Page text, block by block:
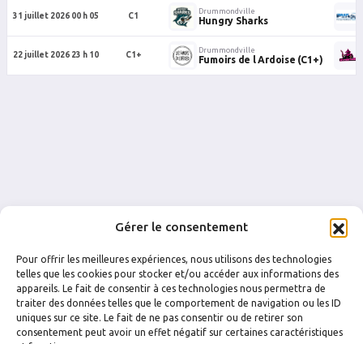
Gérer le consentement
Pour offrir les meilleures expériences, nous utilisons des technologies
telles que les cookies pour stocker et/ou accéder aux informations des
appareils. Le fait de consentir à ces technologies nous permettra de
traiter des données telles que le comportement de navigation ou les ID
uniques sur ce site. Le fait de ne pas consentir ou de retirer son
consentement peut avoir un effet négatif sur certaines caractéristiques
31 juillet 2026 00 h 05 C1
Drummondville
Hungry Sharks
22 juillet 2026 23 h 10 C1+
Drummondville
Fumoirs de l Ardoise (C1+)
FACEBOOK INSTAGRAM